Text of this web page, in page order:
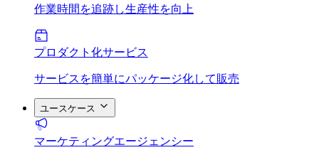
作業時間を追跡し生産性を向上
プロダクト化サービス
サービスを簡単にパッケージ化して販売
ユースケース
マーケティングエージェンシー